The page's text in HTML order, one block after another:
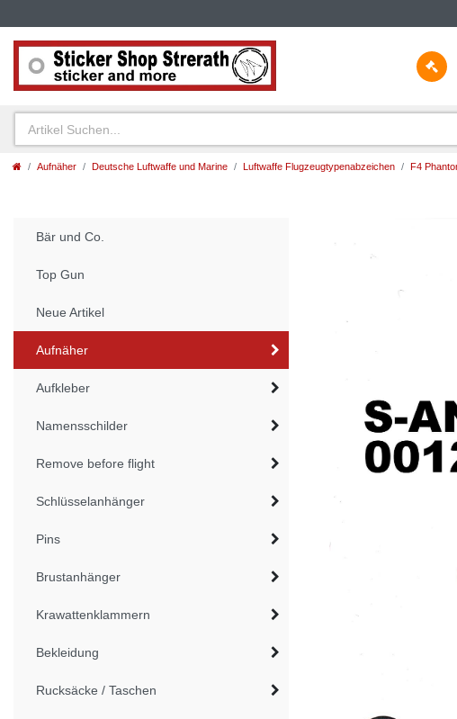
Aufnäher Deutsche Luftwaffe und Marine Luftwaffe Flugzeugtypenabzeichen F4
Bär und Co.
Top Gun
Neue Artikel
Aufnäher
Aufkleber
Namensschilder
Remove before flight
Schlüsselanhänger
Pins
Brustanhänger
Krawattenklammern
Bekleidung
Rucksäcke / Taschen